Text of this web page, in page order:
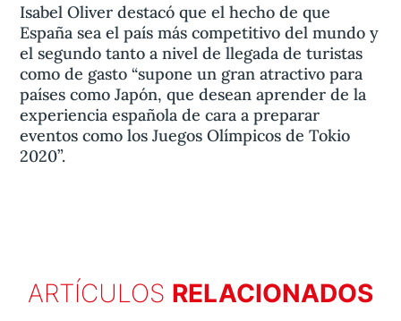
Isabel Oliver destacó que el hecho de que
España sea el país más competitivo del mundo y
el segundo tanto a nivel de llegada de turistas
como de gasto “supone un gran atractivo para
países como Japón, que desean aprender de la
experiencia española de cara a preparar
eventos como los Juegos Olímpicos de Tokio
2020”.
ARTÍCULOS RELACIONADOS